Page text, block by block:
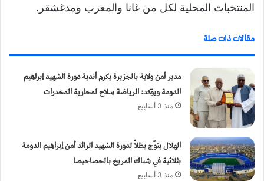
المنتخبات المحلية لكل من غانا والمغرب ومدغشقر.
مقالات ذات صلة
مدير أمن ولاية بالجزيرة يكرم أندية دورة الشهيد إبراهيم
الدومة ويؤكد: الرياضة سلاح لمحاربة المخدرات
منذ 3 أسابيع
الهلال يتوّج بطلاً لدورة الشهيد الرائد أمن إبراهيم الدومة
بثلاثية في شباك المريخ بالحصاحيصا
منذ 3 أسابيع